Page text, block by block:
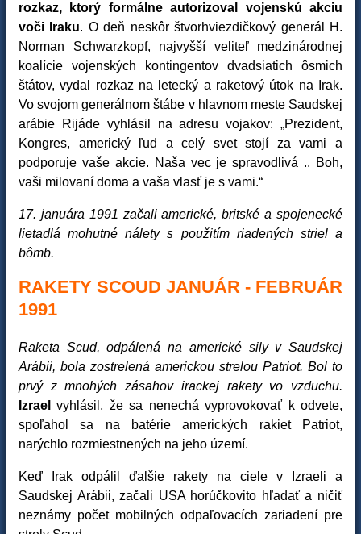
rozkaz, ktorý formálne autorizoval vojenskú akciu
voči Iraku. O deň neskôr štvorhviezdičkový generál H.
Norman Schwarzkopf, najvyšší veliteľ medzinárodnej
koalície vojenských kontingentov dvadsiatich ôsmich
štátov, vydal rozkaz na letecký a raketový útok na Irak.
Vo svojom generálnom štábe v hlavnom meste Saudskej
arábie Rijáde vyhlásil na adresu vojakov: „Prezident,
Kongres, americký ľud a celý svet stojí za vami a
podporuje vaše akcie. Naša vec je spravodlivá .. Boh,
vaši milovaní doma a vaša vlasť je s vami.“
17. januára 1991 začali americké, britské a spojenecké
lietadlá mohutné nálety s použitím riadených striel a
bômb.
RAKETY SCOUD JANUÁR - FEBRUÁR
1991
Raketa Scud, odpálená na americké sily v Saudskej
Arábii, bola zostrelená americkou strelou Patriot. Bol to
prvý z mnohých zásahov irackej rakety vo vzduchu.
Izrael
vyhlásil, že sa nenechá vyprovokovať k odvete,
spoľahol sa na batérie amerických rakiet Patriot,
narýchlo rozmiestnených na jeho území.
Keď Irak odpálil ďalšie rakety na ciele v Izraeli a
Saudskej Arábii, začali USA horúčkovito hľadať a ničiť
neznámy počet mobilných odpaľovacích zariadení pre